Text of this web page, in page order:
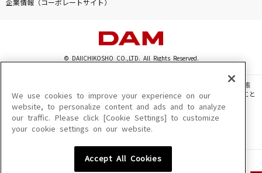
企業情報（コーポレートサイト）
© DAIICHIKOSHO CO.,LTD. All Rights Reserved.
このサイトに掲載されている一切の文章・画像・写真・動画・音声等を、手段や形態
を問わず、著作権法の定める範囲を超えて無断で複製、転載、ファイル化などすること
を禁じます。
楽曲及びコンテンツは、機種によりご利用いただけない場合があります。
楽曲及びコンテンツの配信日、配信内容が変更になる場合があります。
We use cookies to improve your experience on our
website, to personalize content and ads and to analyze
our traffic. Please click [Cookie Settings] to customize
your cookie settings on our website.
Accept All Cookies